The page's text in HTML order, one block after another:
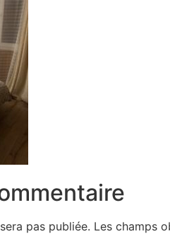
pas publiée. Les champs